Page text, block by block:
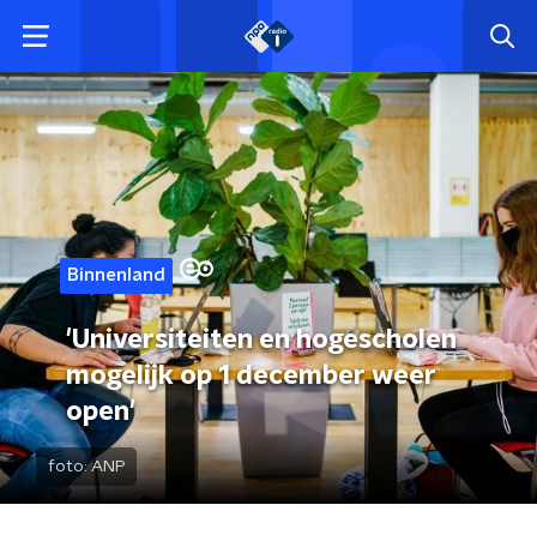
Binnenland
'Universiteiten en hogescholen
mogelijk op 1 december weer
open'
foto:ANP